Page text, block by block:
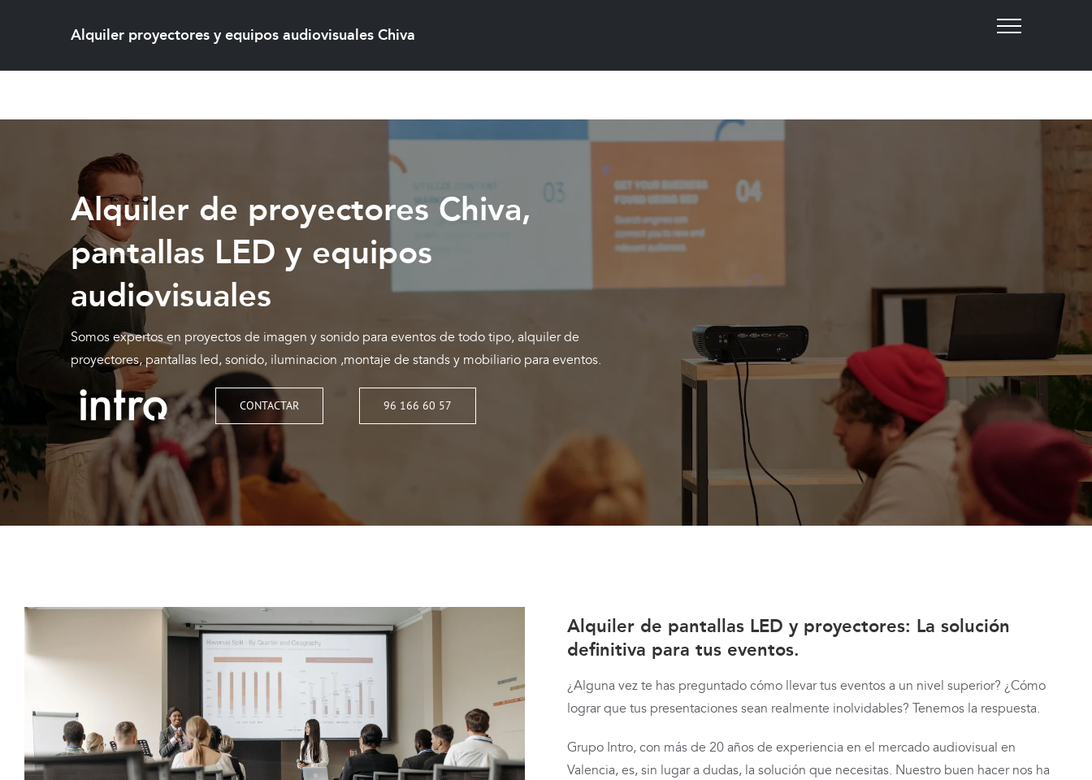
Alquiler proyectores y equipos audiovisuales Chiva
Alquiler de proyectores Chiva,
pantallas LED y equipos
audiovisuales
Somos expertos en proyectos de imagen y sonido para eventos de todo tipo, alquiler de
proyectores, pantallas led, sonido, iluminacion ,montaje de stands y mobiliario para eventos.
CONTACTAR 96 166 60 57
Alquiler de pantallas LED y proyectores: La solución
definitiva para tus eventos.
¿Alguna vez te has preguntado cómo llevar tus eventos a un nivel superior? ¿Cómo
lograr que tus presentaciones sean realmente inolvidables? Tenemos la respuesta.
Grupo Intro, con más de 20 años de experiencia en el mercado audiovisual en
Valencia, es, sin lugar a dudas, la solución que necesitas. Nuestro buen hacer nos ha